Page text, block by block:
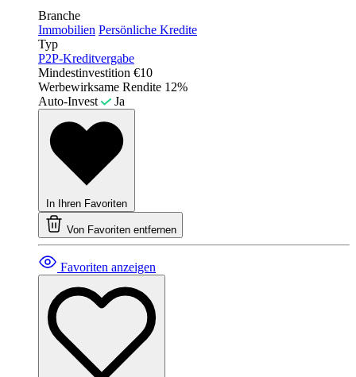
Branche
Immobilien Persönliche Kredite
Typ
P2P-Kreditvergabe
Mindestinvestition €10
Werbewirksame Rendite 12%
Auto-Invest
Ja
In Ihren Favoriten
Von Favoriten entfernen
Favoriten anzeigen